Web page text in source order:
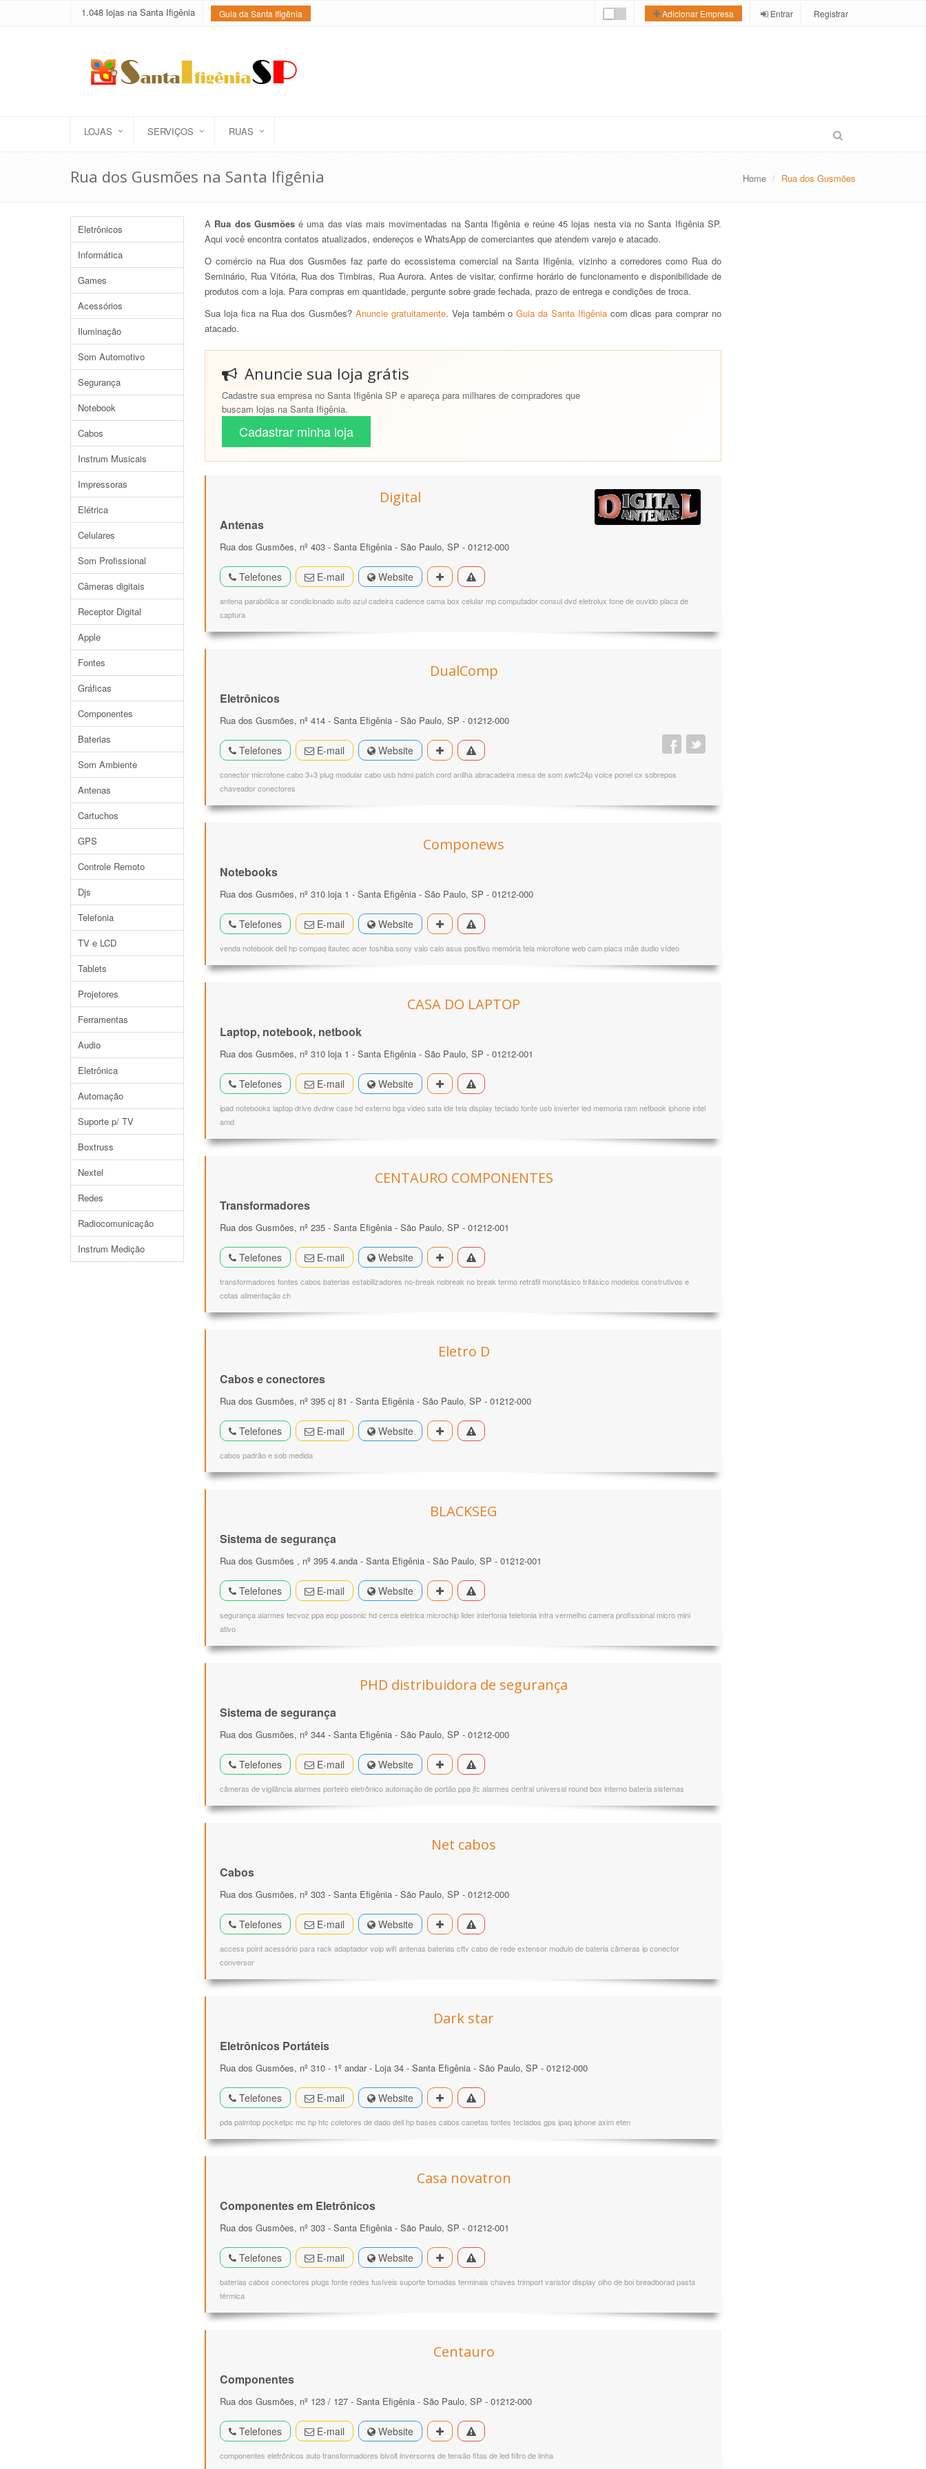
1.048 lojas na Santa Ifigênia Guia da Santa Ifigênia Adicionar Empresa Entrar Registrar
LOJAS SERVIÇOS RUAS
Rua dos Gusmões na Santa Ifigênia Home Rua dos Gusmões
Eletrônicos
Informática
Games
Acessórios
Iluminação
Som Automotivo
Segurança
Notebook
Cabos
Instrum Musicais
Impressoras
Elétrica
Celulares
Som Profissional
Câmeras digitais
Receptor Digital
Apple
Fontes
Gráficas
Componentes
Baterias
Som Ambiente
Antenas
Cartuchos
GPS
Controle Remoto
Djs
Telefonia
TV e LCD
Tablets
Projetores
Ferramentas
Audio
Eletrônica
Automação
Suporte p/ TV
Boxtruss
Nextel
Redes
Radiocomunicação
Instrum Medição
A Rua dos Gusmõesé uma das vias mais movimentadas na Santa Ifigênia e reúne 45 lojas nesta via no Santa Ifigênia SP.
Aqui você encontra contatos atualizados, endereços e WhatsApp de comerciantes que atendem varejo e atacado.
O comércio na Rua dos Gusmões faz parte do ecossistema comercial na Santa Ifigênia, vizinho a corredores como Rua do
Seminário, Rua Vitória, Rua dos Timbiras, Rua Aurora. Antes de visitar, confirme horário de funcionamento e disponibilidade de
produtos com a loja. Para compras em quantidade, pergunte sobre grade fechada, prazo de entrega e condições de troca.
Sua loja fica na Rua dos Gusmões? Anuncie gratuitamente. Veja também oGuia da Santa Ifigêniacom dicas para comprar no
atacado.
Anuncie sua loja grátis
Cadastre sua empresa no Santa Ifigênia SP e apareça para milhares de compradores que
buscam lojas na Santa Ifigênia.
Cadastrar minha loja
Digital
Antenas
Rua dos Gusmões, nº 403 - Santa Efigênia - São Paulo, SP - 01212-000
Telefones E-mail Website
antena parabólica ar condicionado auto azul cadeira cadence cama box celular mp computador consul dvd eletrolux fone de ouvido placa de
captura
DualComp
Eletrônicos
Rua dos Gusmões, nº 414 - Santa Efigênia - São Paulo, SP - 01212-000
Telefones E-mail Website
conector microfone cabo 3+3 plug modular cabo usb hdmi patch cord anilha abracadeira mesa de som swtc24p voice ponel cx sobrepos
chaveador conectores
Componews
Notebooks
Rua dos Gusmões, nº 310 loja 1 - Santa Efigênia - São Paulo, SP - 01212-000
Telefones E-mail Website
venda notebook dell hp compaq itautec acer toshiba sony vaio caio asus positivo memória tela microfone web cam placa mãe áudio vídeo
CASA DO LAPTOP
Laptop, notebook, netbook
Rua dos Gusmões, nº 310 loja 1 - Santa Efigênia - São Paulo, SP - 01212-001
Telefones E-mail Website
ipad notebooks laptop drive dvdrw case hd externo bga video sata ide tela display teclado fonte usb inverter led memoria ram netbook iphone intel
amd
CENTAURO COMPONENTES
Transformadores
Rua dos Gusmões, nº 235 - Santa Efigênia - São Paulo, SP - 01212-001
Telefones E-mail Website
transformadores fontes cabos baterias estabilizadores no-break nobreak no break termo retrátil monofásico trifásico modelos construtivos e
cotas alimentação ch
Eletro D
Cabos e conectores
Rua dos Gusmões, nº 395 cj 81 - Santa Efigênia - São Paulo, SP - 01212-000
Telefones E-mail Website
cabos padrão e sob medida
BLACKSEG
Sistema de segurança
Rua dos Gusmões , nº 395 4.anda - Santa Efigênia - São Paulo, SP - 01212-001
Telefones E-mail Website
segurança alarmes tecvoz ppa ecp posonic hd cerca eletrica microchip lider interfonia telefonia infra vermelho camera profissional micro mini
ativo
PHD distribuidora de segurança
Sistema de segurança
Rua dos Gusmões, nº 344 - Santa Efigênia - São Paulo, SP - 01212-000
Telefones E-mail Website
câmeras de vigilância alarmes porteiro eletrônico automação de portão ppa jfc alarmes central universal round box interno bateria sistemas
Net cabos
Cabos
Rua dos Gusmões, nº 303 - Santa Efigênia - São Paulo, SP - 01212-000
Telefones E-mail Website
access point acessório para rack adaptador voip wifi antenas baterias cftv cabo de rede extensor modulo de bateria câmeras ip conector
conversor
Dark star
Eletrônicos Portáteis
Rua dos Gusmões, nº 310 - 1º andar - Loja 34 - Santa Efigênia - São Paulo, SP - 01212-000
Telefones E-mail Website
pda palmtop pocketpc mc hp htc coletores de dado dell hp bases cabos canetas fontes teclados gps ipaq iphone axim eten
Casa novatron
Componentes em Eletrônicos
Rua dos Gusmões, nº 303 - Santa Efigênia - São Paulo, SP - 01212-001
Telefones E-mail Website
baterias cabos conectores plugs fonte redes fusíveis suporte tomadas terminais chaves trimport varistor display olho de boi breadborad pasta
térmica
Centauro
Componentes
Rua dos Gusmões, nº 123 / 127 - Santa Efigênia - São Paulo, SP - 01212-000
Telefones E-mail Website
componentes eletrônicos auto transformadores bivolt inversores de tensão fitas de led filtro de linha